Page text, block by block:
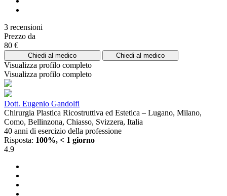
3 recensioni
Prezzo da
80 €
Chiedi al medico Chiedi al medico
Visualizza profilo completo
Visualizza profilo completo
Dott. Eugenio Gandolfi
Chirurgia Plastica Ricostruttiva ed Estetica – Lugano, Milano,
Como, Bellinzona, Chiasso, Svizzera, Italia
40 anni di esercizio della professione
Risposta: 100%, < 1 giorno
4.9